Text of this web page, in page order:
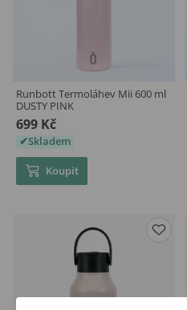
Runbott Termoláhev Mii 600 ml
DUSTY PINK
699 Kč
Skladem
Koupit